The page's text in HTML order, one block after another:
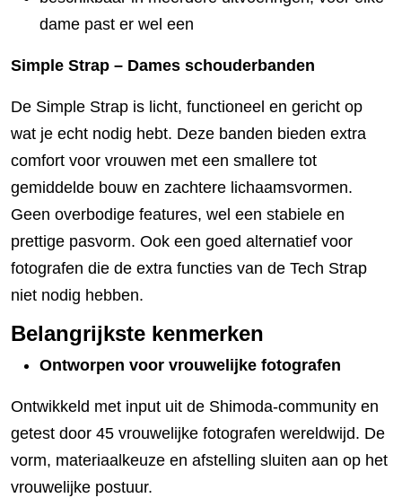
dame past er wel een
Simple Strap – Dames schouderbanden
De Simple Strap is licht, functioneel en gericht op
wat je echt nodig hebt. Deze banden bieden extra
comfort voor vrouwen met een smallere tot
gemiddelde bouw en zachtere lichaamsvormen.
Geen overbodige features, wel een stabiele en
prettige pasvorm. Ook een goed alternatief voor
fotografen die de extra functies van de Tech Strap
niet nodig hebben.
Belangrijkste kenmerken
Ontworpen voor vrouwelijke fotografen
Ontwikkeld met input uit de Shimoda-community en
getest door 45 vrouwelijke fotografen wereldwijd. De
vorm, materiaalkeuze en afstelling sluiten aan op het
vrouwelijke postuur.